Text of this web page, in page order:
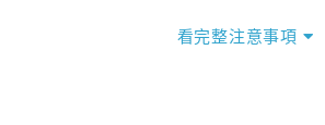
價」之當日價格為標準。
看完整注意事項